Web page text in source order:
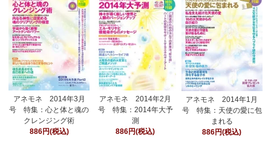
アネモネ 2014年3月
号 特集：心と体と魂の
クレンジング術
886円(税込)
アネモネ 2014年2月
号 特集：2014年大予
測
886円(税込)
アネモネ 2014年1月
号 特集：天使の愛に包
まれる
886円(税込)